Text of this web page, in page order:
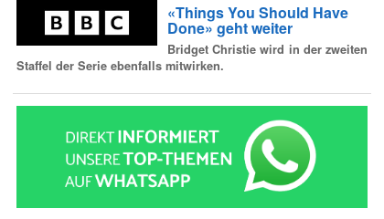
«Things You Should Have
Done» geht weiter
Bridget Christie wird in der zweiten
Staffel der Serie ebenfalls mitwirken.